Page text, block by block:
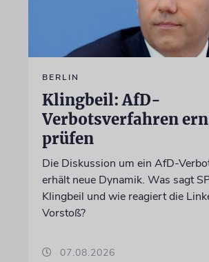
BERLIN
Klingbeil: AfD-
Verbotsverfahren
prüfen
Die Diskussion um ein AfD-
erhält neue Dynamik. Was sagt
Klingbeil und wie reagiert die
Vorstoß?
07.08.2026